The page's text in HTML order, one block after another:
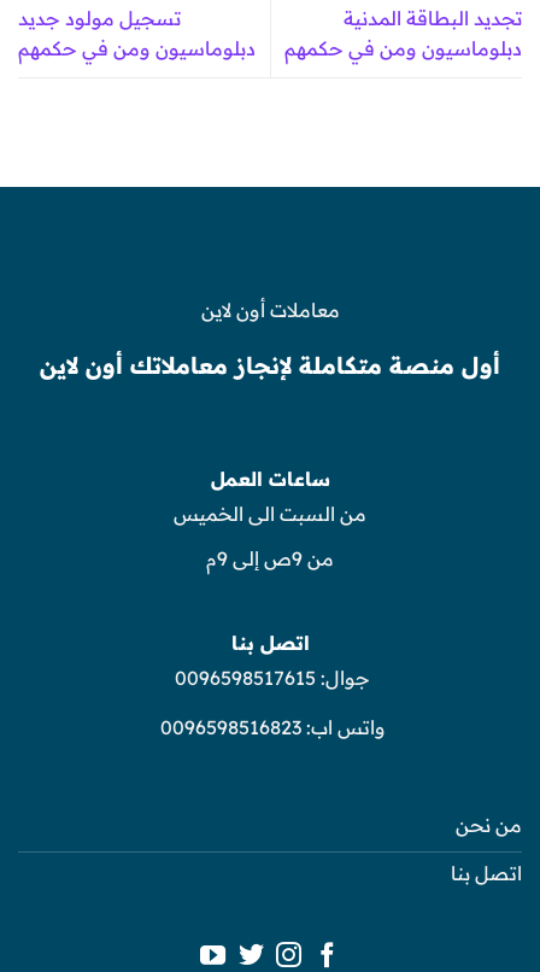
تجديد البطاقة المدنية
دبلوماسيون ومن في حكمهم
تسجيل مولود جديد
دبلوماسيون ومن في حكمهم
معاملات أون لاين
أول منصة متكاملة لإنجاز معاملاتك أون لاين
ساعات العمل
من السبت الى الخميس
من 9ص إلى 9م
اتصل بنا
جوال: 0096598517615
واتس اب:0096598516823
من نحن
اتصل بنا